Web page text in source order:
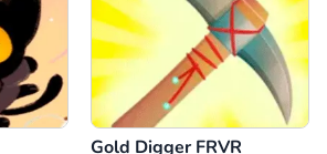
Gold Digger FRVR